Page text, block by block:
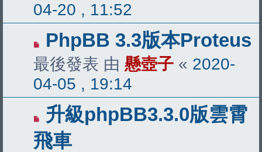
04-20 , 11:52
PhpBB 3.3版本Proteus
最後發表 由 懸壺子 « 2020-
04-05 , 19:14
升級phpBB3.3.0版雲霄
飛車